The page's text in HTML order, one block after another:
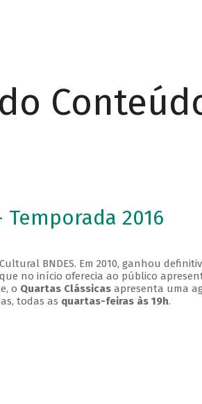
2016
BNDES. Em 2010, ganhou
no início oferecia ao público
o Quartas Clássicasapresenta uma
todas as quartas-feiras às 19h.